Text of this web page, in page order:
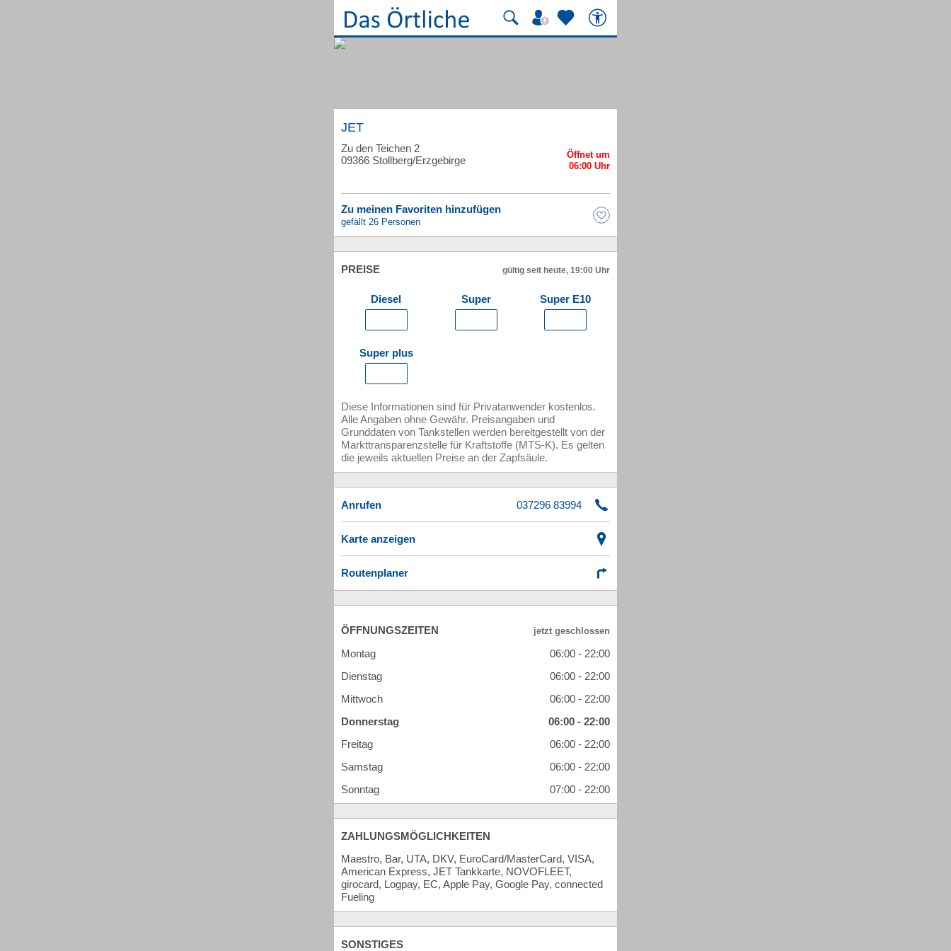
JET
Zu den Teichen 2
09366 Stollberg/Erzgebirge
Zu meinen Favoriten hinzufügen
gefällt 26 Personen
PREISE gültig seit heute, 19:00 Uhr
Diesel Super Super E10
Super plus
Diese Informationen sind für Privatanwender kostenlos.
Alle Angaben ohne Gewähr. Preisangaben und
Grunddaten von Tankstellen werden bereitgestellt von der
Markttransparenzstelle für Kraftstoffe (MTS-K). Es gelten
die jeweils aktuellen Preise an der Zapfsäule.
Anrufen
Karte anzeigen
Routenplaner
ÖFFNUNGSZEITEN
Montag
06:00 - 22:00
Dienstag
06:00 - 22:00
Mittwoch
06:00 - 22:00
Donnerstag
06:00 - 22:00
Freitag
06:00 - 22:00
Samstag
06:00 - 22:00
Sonntag
07:00 - 22:00
ZAHLUNGSMÖGLICHKEITEN
Maestro, Bar, UTA, DKV, EuroCard/MasterCard, VISA,
American Express, JET Tankkarte, NOVOFLEET,
girocard, Logpay, EC, Apple Pay, Google Pay, connected
Fueling
SONSTIGES